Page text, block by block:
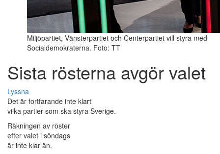
Miljöpartiet, Vänsterpartiet och Centerpartiet vill styra med
Socialdemokraterna. Foto: TT
Sista rösterna avgör valet
Lyssna
Det är fortfarande inte klart
vilka partier som ska styra Sverige.
Räkningen av röster
efter valet i söndags
är inte klar än.